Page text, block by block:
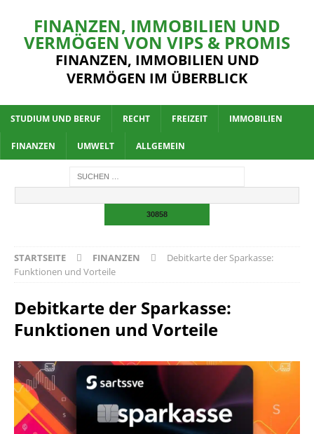
FINANZEN, IMMOBILIEN UND
VERMÖGEN VON VIPS & PROMIS
FINANZEN, IMMOBILIEN UND
VERMÖGEN IM ÜBERBLICK
STUDIUM UND BERUF RECHT FREIZEIT IMMOBILIEN
FINANZEN UMWELT ALLGEMEIN
STARTSEITE FINANZEN
Debitkarte der Sparkasse:
Funktionen und Vorteile
Debitkarte der Sparkasse:
Funktionen und Vorteile